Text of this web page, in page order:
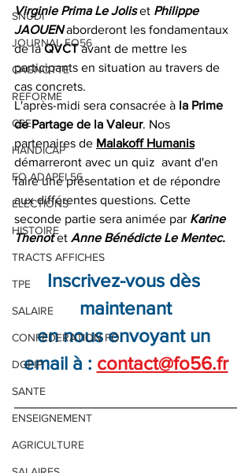
SNUDI
JOURNAL FO56
CAGNOTTE
REFORME
CSE
HANDICAP
FO ADAPEI 56
ELECTIONS
HISTOIRE
TRACTS AFFICHES
TPE
SALAIRE
CONFEDERATION FO
DGFIP
SANTE
ENSEIGNEMENT
AGRICULTURE
Virginie Prima Le Jolis et Philippe
JAOUEN aborderont les fondamentaux
de la QVCT avant de mettre les
participants en situation au travers de
cas concrets.
L'après-midi sera consacrée à la Prime
de Partage de la Valeur. Nos
partenaires de Malakoff Humanis
démarreront avec un quiz  avant d'en
faire une présentation et de répondre
aux différentes questions. Cette
seconde partie sera animée par Karine
Thenot et Anne Bénédicte Le Mentec.
Inscrivez-vous dès
maintenant
en nous envoyant un
email à : contact@fo56.fr